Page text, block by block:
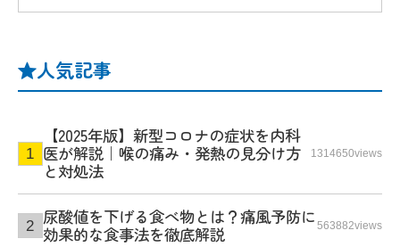
人気記事
【2025年版】新型コロナの症状を内科
医が解説｜喉の痛み・発熱の見分け方
と対処法
1314650views
尿酸値を下げる食べ物とは？痛風予防に
効果的な食事法を徹底解説
563882views